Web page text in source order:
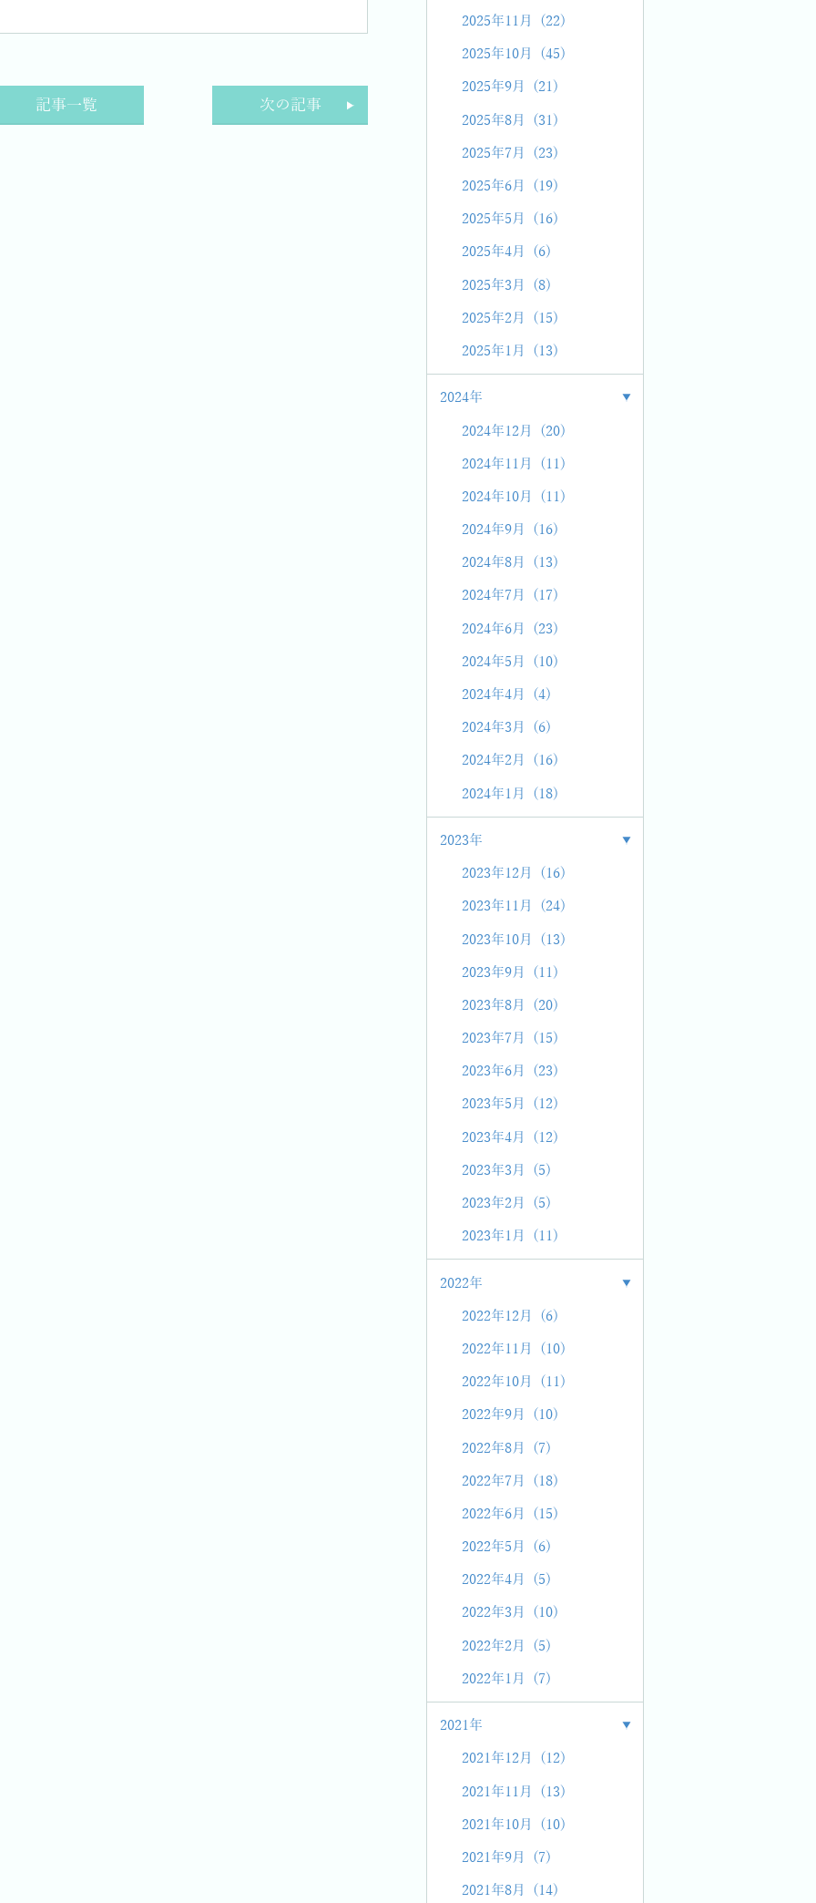
記事一覧 次の記事
2025年11月 (22)
2025年10月 (45)
2025年9月 (21)
2025年8月 (31)
2025年7月 (23)
2025年6月 (19)
2025年5月 (16)
2025年4月 (6)
2025年3月 (8)
2025年2月 (15)
2025年1月 (13)
2024年
2024年12月 (20)
2024年11月 (11)
2024年10月 (11)
2024年9月 (16)
2024年8月 (13)
2024年7月 (17)
2024年6月 (23)
2024年5月 (10)
2024年4月 (4)
2024年3月 (6)
2024年2月 (16)
2024年1月 (18)
2023年
2023年12月 (16)
2023年11月 (24)
2023年10月 (13)
2023年9月 (11)
2023年8月 (20)
2023年7月 (15)
2023年6月 (23)
2023年5月 (12)
2023年4月 (12)
2023年3月 (5)
2023年2月 (5)
2023年1月 (11)
2022年
2022年12月 (6)
2022年11月 (10)
2022年10月 (11)
2022年9月 (10)
2022年8月 (7)
2022年7月 (18)
2022年6月 (15)
2022年5月 (6)
2022年4月 (5)
2022年3月 (10)
2022年2月 (5)
2022年1月 (7)
2021年
2021年12月 (12)
2021年11月 (13)
2021年10月 (10)
2021年9月 (7)
2021年8月 (14)